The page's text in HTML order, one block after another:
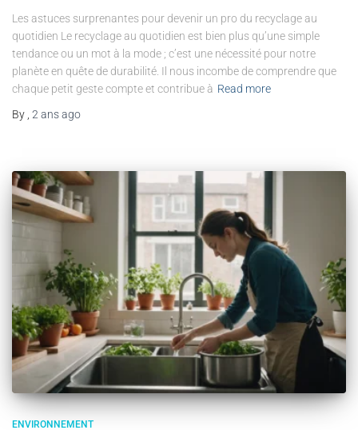
Les astuces surprenantes pour devenir un pro du recyclage au
quotidien Le recyclage au quotidien est bien plus qu’une simple
tendance ou un mot à la mode ; c’est une nécessité pour notre
planète en quête de durabilité. Il nous incombe de comprendre que
chaque petit geste compte et contribue à Read more
By 2 ansago
ENVIRONNEMENT